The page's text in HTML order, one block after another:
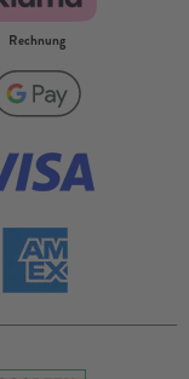
Rechnung